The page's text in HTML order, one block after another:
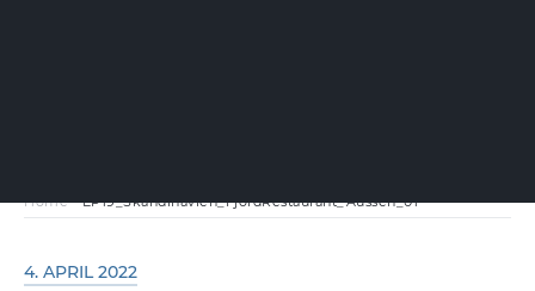
Home-EP19_Skandinavien_FjordRestaurant_Aussen_01
4. APRIL 2022